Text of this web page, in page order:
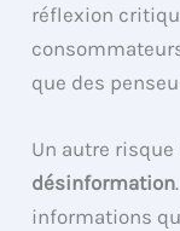
réflexion
que des
Un autre
désinformation
informations